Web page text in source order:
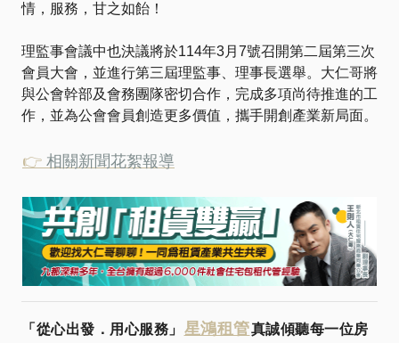
情，服務，甘之如飴！
理監事會議中也決議將於114年3月7號召開第二屆第三次
會員大會，並進行第三屆理監事、理事長選舉。大仁哥將
與公會幹部及會務團隊密切合作，完成多項尚待推進的工
作，並為公會會員創造更多價值，攜手開創產業新局面。
👉 相關新聞花絮報導
「從心出發．用心服務」 星鴻租管真誠傾聽每一位房